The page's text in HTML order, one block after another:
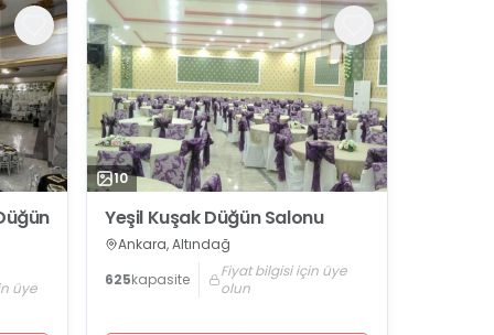
üye
10
Yeşil Kuşak Düğün Salonu
Ankara, Altındağ
625kapasite
Fiyat bilgisi için üye
olun